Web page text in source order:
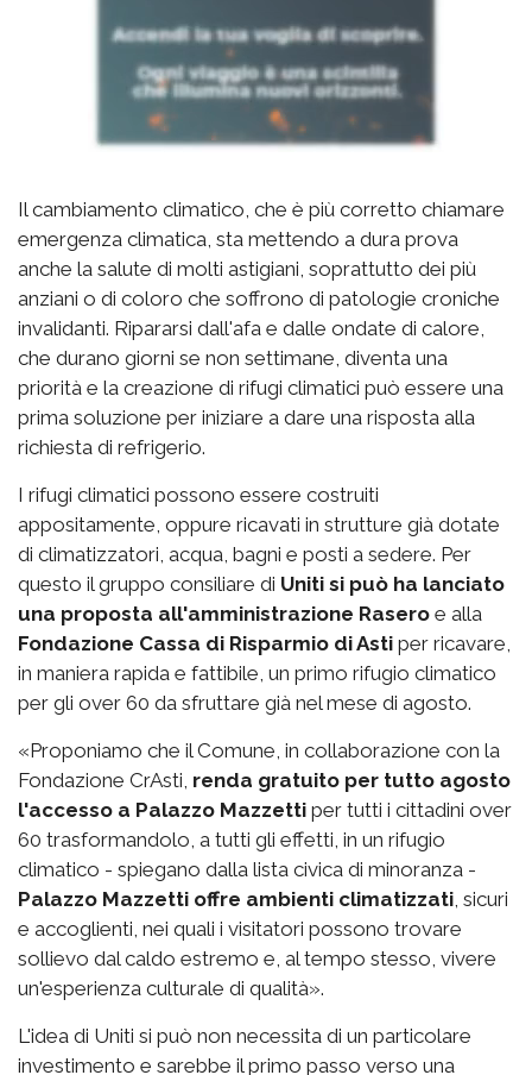
Il cambiamento climatico, che è più corretto chiamare
emergenza climatica, sta mettendo a dura prova
anche la salute di molti astigiani, soprattutto dei più
anziani o di coloro che soffrono di patologie croniche
invalidanti. Ripararsi dall'afa e dalle ondate di calore,
che durano giorni se non settimane, diventa una
priorità e la creazione di rifugi climatici può essere una
prima soluzione per iniziare a dare una risposta alla
richiesta di refrigerio.
I rifugi climatici possono essere costruiti
appositamente, oppure ricavati in strutture già dotate
di climatizzatori, acqua, bagni e posti a sedere. Per
questo il gruppo consiliare di Uniti si può ha lanciato
una proposta all'amministrazione Rasero e alla
Fondazione Cassa di Risparmio di Asti per ricavare,
in maniera rapida e fattibile, un primo rifugio climatico
per gli over 60 da sfruttare già nel mese di agosto.
«Proponiamo che il Comune, in collaborazione con la
Fondazione CrAsti, renda gratuito per tutto agosto
l'accesso a Palazzo Mazzetti per tutti i cittadini over
60 trasformandolo, a tutti gli effetti, in un rifugio
climatico - spiegano dalla lista civica di minoranza -
Palazzo Mazzetti offre ambienti climatizzati , sicuri
e accoglienti, nei quali i visitatori possono trovare
sollievo dal caldo estremo e, al tempo stesso, vivere
un'esperienza culturale di qualità».
L'idea di Uniti si può non necessita di un particolare
investimento e sarebbe il primo passo verso una